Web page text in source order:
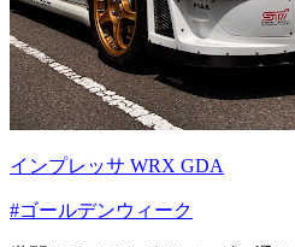
インプレッサ WRX GDA
#ゴールデンウィーク